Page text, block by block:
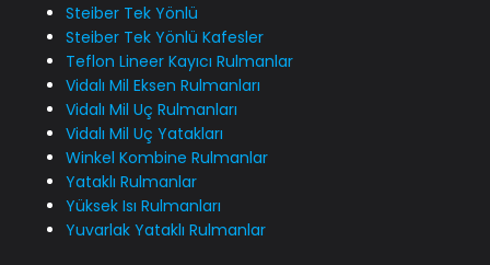
Steiber Tek Yönlü
Steiber Tek Yönlü Kafesler
Teflon Lineer Kayıcı Rulmanlar
Vidalı Mil Eksen Rulmanları
Vidalı Mil Uç Rulmanları
Vidalı Mil Uç Yatakları
Winkel Kombine Rulmanlar
Yataklı Rulmanlar
Yüksek Isı Rulmanları
Yuvarlak Yataklı Rulmanlar